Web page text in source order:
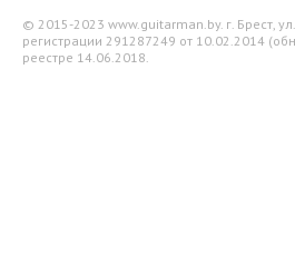
© 2015-2023 www.guitarman.by. г. Брест,
регистрации 291287249 от 10.02.2014
реестре 14.06.2018.